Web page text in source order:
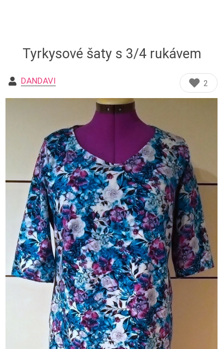
Tyrkysové šaty s 3/4 rukávem
2
DANDAVI